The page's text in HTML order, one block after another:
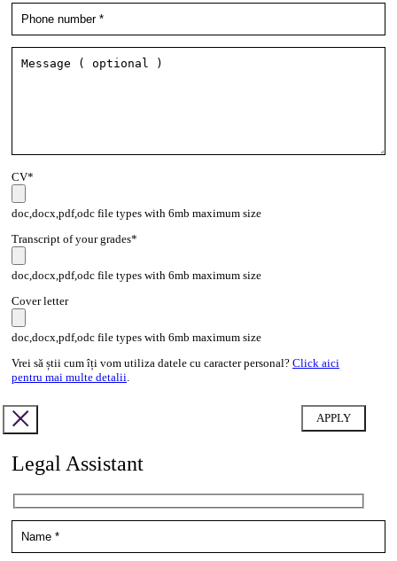
CV*
doc,docx,pdf,odc file types with 6mb maximum size
Transcript of your grades*
doc,docx,pdf,odc file types with 6mb maximum size
Cover letter
doc,docx,pdf,odc file types with 6mb maximum size
Vrei să știi cum îți vom utiliza datele cu caracter personal? Click aici
pentru mai multe detalii.
Legal Assistant